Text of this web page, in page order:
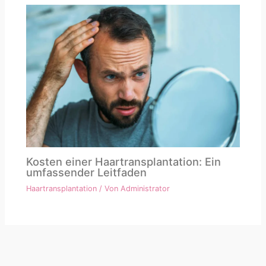
Kosten einer Haartransplantation: Ein
umfassender Leitfaden
Haartransplantation / VonAdministrator